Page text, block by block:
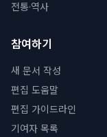
전통·역사
참여하기
새 문서 작성
편집 도움말
편집 가이드라인
기여자 목록